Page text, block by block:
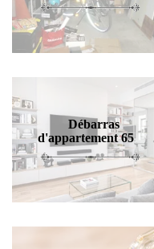
Débarras
d'appartement 65